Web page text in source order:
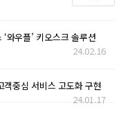
와우플’ 키오스크 솔루션
24.02.16
객중심 서비스 고도화 구현
24.01.17